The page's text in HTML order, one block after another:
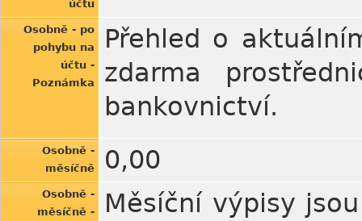
účtu
Osobně - po
pohybu na
účtu -
Poznámka
Přehled o
zdarma
bankovnictví.
Osobně -
měsíčně
0,00
Osobně -
měsíčně -
Měsíční výpisy